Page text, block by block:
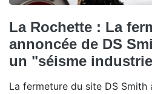
La Rochette : La
annoncée de DS
un "séisme
La fermeture du site DS Smith